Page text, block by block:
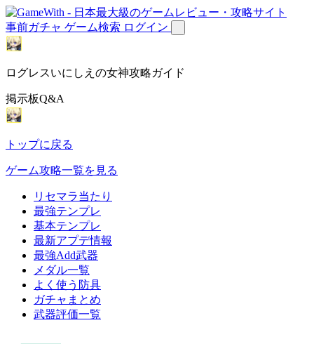
事前ガチャ ゲーム検索 ログイン
ログレスいにしえの女神攻略ガイド
掲示板Q&A
トップに戻る
ゲーム攻略一覧を見る
リセマラ当たり
最強テンプレ
基本テンプレ
最新アプデ情報
最強Add武器
メダル一覧
よく使う防具
ガチャまとめ
武器評価一覧